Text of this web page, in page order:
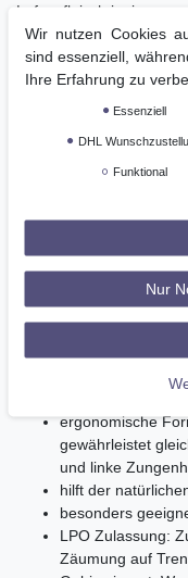
Lefzenfleisch im
Gebiss eine innovative
Herausforderungen.
das wie bei allen
Die symmetrische
natürlichen Schiefe des
besonders vorteilhaft
hochzuziehen. Die
kurzen Maulspalten
Backenzahn, und
geeignet für
kleine
ergonomische
gewährleistet
und linke
hilft der
besonders
LPO Zulassung:
Zäumung auf
Wir nutzen Cookies
sind essenziell,
Ihre Erfahrung zu
Essenziell
DHL
Funktional
Nur